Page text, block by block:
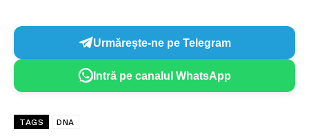
Urmărește-ne pe Telegram
Intră pe canalul WhatsApp
TAGS DNA